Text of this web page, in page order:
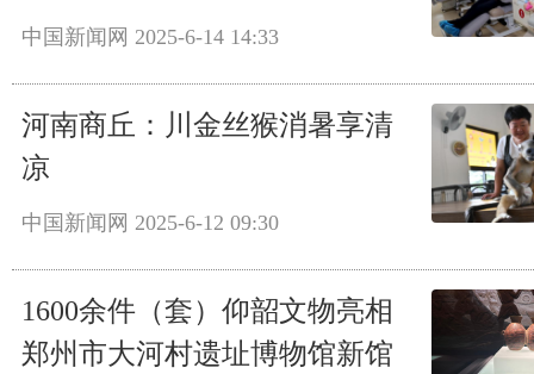
中国新闻网 2025-6-14 14:33
河南商丘：川金丝猴消暑享清
凉
中国新闻网 2025-6-12 09:30
1600余件（套）仰韶文物亮相
郑州市大河村遗址博物馆新馆